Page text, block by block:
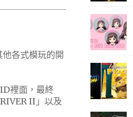
各式模玩的開
裡面，最終
II」以及